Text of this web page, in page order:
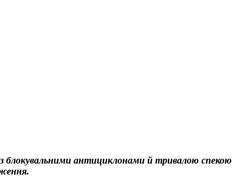
з блокувальними антициклонами й тривалою спекою